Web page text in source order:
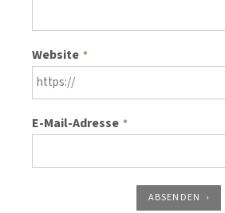
Website *
E-Mail-Adresse *
ABSENDEN